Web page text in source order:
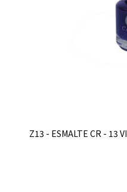
Z13 - ESMALTE CR - 13